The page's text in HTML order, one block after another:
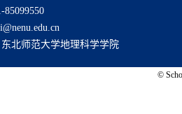
85099550
北师范大学地理科学学院
©